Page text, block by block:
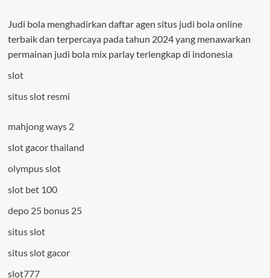
Judi bola menghadirkan daftar agen situs judi bola online
terbaik dan terpercaya pada tahun 2024 yang menawarkan
permainan judi bola mix parlay terlengkap di indonesia
slot
situs slot resmi
mahjong ways 2
slot gacor thailand
olympus slot
slot bet 100
depo 25 bonus 25
situs slot
situs slot gacor
slot777